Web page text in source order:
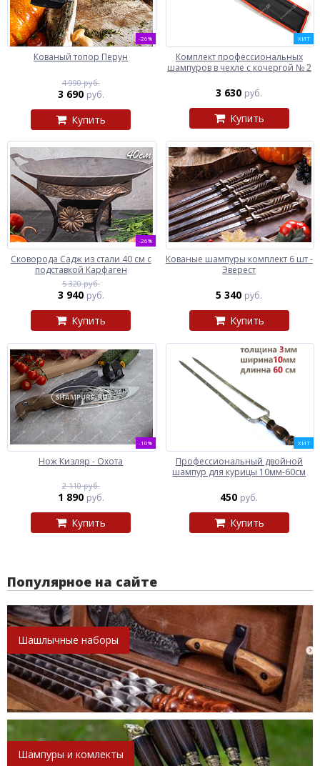
-26%
Кованый топор Перун
4 990 руб.
3 690 руб.
Купить
ХИТ
Комплект профессиональных
шампуров в чехле с кочергой № 2
3 630 руб.
Купить
-26%
Сковорода Садж из стали 40 см с
подставкой Карфаген
5 320 руб.
3 940 руб.
Купить
Кованые шампуры комплект 6 шт -
Эверест
5 340 руб.
Купить
-10%
Нож Кизляр - Охота
2 110 руб.
1 890 руб.
Купить
ХИТ
Профессиональный двойной
шампур для курицы 10мм-60см
450 руб.
Купить
Популярное на сайте
Шашлычные наборы
Шампуры и комлекты